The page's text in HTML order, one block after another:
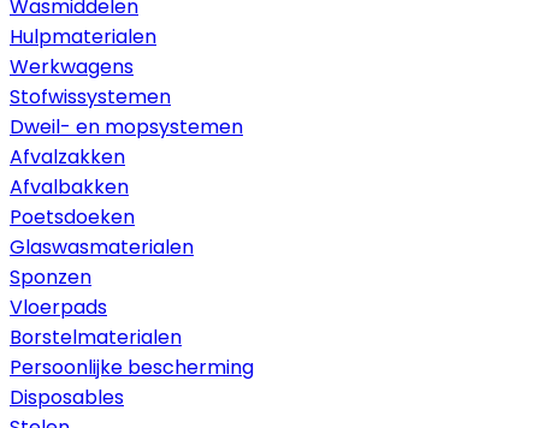
Wasmiddelen
Hulpmaterialen
Werkwagens
Stofwissystemen
Dweil- en mopsystemen
Afvalzakken
Afvalbakken
Poetsdoeken
Glaswasmaterialen
Sponzen
Vloerpads
Borstelmaterialen
Persoonlijke bescherming
Disposables